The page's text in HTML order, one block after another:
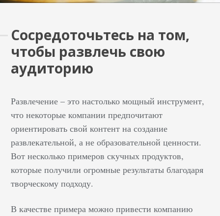
Сосредоточьтесь на том,
чтобы развлечь свою
аудиторию
Развлечение – это настолько мощный инструмент,
что некоторые компании предпочитают
ориентировать свой контент на создание
развлекательной, а не образовательной ценности.
Вот несколько примеров скучных продуктов,
которые получили огромные результаты благодаря
творческому подходу.
В качестве примера можно привести компанию